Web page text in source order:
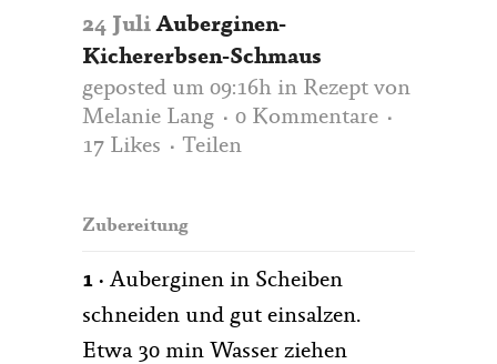
24 JuliAuberginen-
Kichererbsen-Schmaus
geposted um 09:16h in Rezept von
Melanie Lang
0 Kommentare
17 Likes Teilen
Zubereitung
1 · Auberginen in Scheiben
schneiden und gut einsalzen.
Etwa 30 min Wasser ziehen